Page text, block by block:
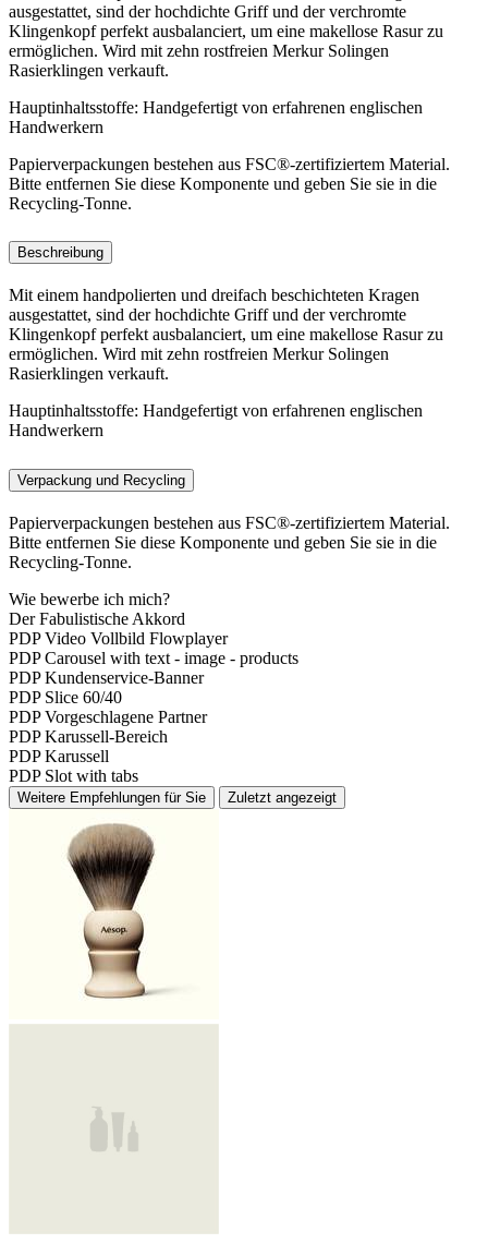
ausgestattet, sind der hochdichte Griff und der verchromte
Klingenkopf perfekt ausbalanciert, um eine makellose Rasur zu
ermöglichen. Wird mit zehn rostfreien Merkur Solingen
Rasierklingen verkauft.
Hauptinhaltsstoffe: Handgefertigt von erfahrenen englischen
Handwerkern
Papierverpackungen bestehen aus FSC®-zertifiziertem Material.
Bitte entfernen Sie diese Komponente und geben Sie sie in die
Recycling-Tonne.
Beschreibung
Mit einem handpolierten und dreifach beschichteten Kragen
ausgestattet, sind der hochdichte Griff und der verchromte
Klingenkopf perfekt ausbalanciert, um eine makellose Rasur zu
ermöglichen. Wird mit zehn rostfreien Merkur Solingen
Rasierklingen verkauft.
Hauptinhaltsstoffe: Handgefertigt von erfahrenen englischen
Handwerkern
Verpackung und Recycling
Papierverpackungen bestehen aus FSC®-zertifiziertem Material.
Bitte entfernen Sie diese Komponente und geben Sie sie in die
Recycling-Tonne.
Wie bewerbe ich mich?
Der Fabulistische Akkord
PDP Video Vollbild Flowplayer
PDP Carousel with text - image - products
PDP Kundenservice-Banner
PDP Slice 60/40
PDP Vorgeschlagene Partner
PDP Karussell-Bereich
PDP Karussell
PDP Slot with tabs
Weitere Empfehlungen für Sie Zuletzt angezeigt